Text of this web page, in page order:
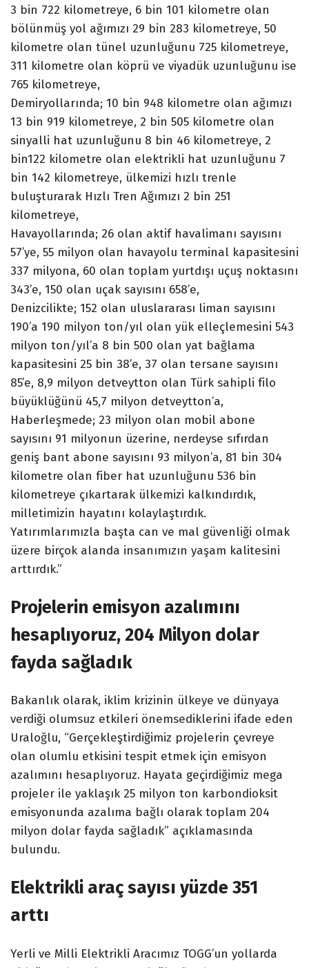
3 bin 722 kilometreye, 6 bin 101 kilometre olan
bölünmüş yol ağımızı 29 bin 283 kilometreye, 50
kilometre olan tünel uzunluğunu 725 kilometreye,
311 kilometre olan köprü ve viyadük uzunluğunu ise
765 kilometreye,
Demiryollarında; 10 bin 948 kilometre olan ağımızı
13 bin 919 kilometreye, 2 bin 505 kilometre olan
sinyalli hat uzunluğunu 8 bin 46 kilometreye, 2
bin122 kilometre olan elektrikli hat uzunluğunu 7
bin 142 kilometreye, ülkemizi hızlı trenle
buluşturarak Hızlı Tren Ağımızı 2 bin 251
kilometreye,
Havayollarında; 26 olan aktif havalimanı sayısını
57’ye, 55 milyon olan havayolu terminal kapasitesini
337 milyona, 60 olan toplam yurtdışı uçuş noktasını
343’e, 150 olan uçak sayısını 658’e,
Denizcilikte; 152 olan uluslararası liman sayısını
190’a 190 milyon ton/yıl olan yük elleçlemesini 543
milyon ton/yıl’a 8 bin 500 olan yat bağlama
kapasitesini 25 bin 38’e, 37 olan tersane sayısını
85’e, 8,9 milyon detveytton olan Türk sahipli filo
büyüklüğünü 45,7 milyon detveytton’a,
Haberleşmede; 23 milyon olan mobil abone
sayısını 91 milyonun üzerine, nerdeyse sıfırdan
geniş bant abone sayısını 93 milyon’a, 81 bin 304
kilometre olan fiber hat uzunluğunu 536 bin
kilometreye çıkartarak ülkemizi kalkındırdık,
milletimizin hayatını kolaylaştırdık.
Yatırımlarımızla başta can ve mal güvenliği olmak
üzere birçok alanda insanımızın yaşam kalitesini
arttırdık.”
Projelerin emisyon azalımını
hesaplıyoruz, 204 Milyon dolar
fayda sağladık
Bakanlık olarak, iklim krizinin ülkeye ve dünyaya
verdiği olumsuz etkileri önemsediklerini ifade eden
Uraloğlu, “Gerçekleştirdiğimiz projelerin çevreye
olan olumlu etkisini tespit etmek için emisyon
azalımını hesaplıyoruz. Hayata geçirdiğimiz mega
projeler ile yaklaşık 25 milyon ton karbondioksit
emisyonunda azalıma bağlı olarak toplam 204
milyon dolar fayda sağladık” açıklamasında
bulundu.
Elektrikli araç sayısı yüzde 351
arttı
Yerli ve Milli Elektrikli Aracımız TOGG’un yollarda